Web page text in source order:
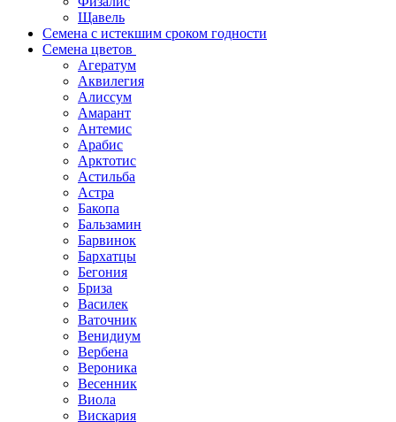
Щавель
Семена с истекшим сроком годности
Семена цветов
Агератум
Аквилегия
Алиссум
Амарант
Антемис
Арабис
Арктотис
Астильба
Астра
Бакопа
Бальзамин
Барвинок
Бархатцы
Бегония
Бриза
Василек
Ваточник
Венидиум
Вербена
Вероника
Весенник
Виола
Вискария